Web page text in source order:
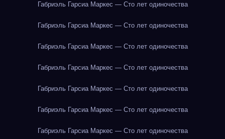
Габриэль Гарсиа Маркес — Сто лет одиночества
Габриэль Гарсиа Маркес — Сто лет одиночества
Габриэль Гарсиа Маркес — Сто лет одиночества
Габриэль Гарсиа Маркес — Сто лет одиночества
Габриэль Гарсиа Маркес — Сто лет одиночества
Габриэль Гарсиа Маркес — Сто лет одиночества
Габриэль Гарсиа Маркес — Сто лет одиночества